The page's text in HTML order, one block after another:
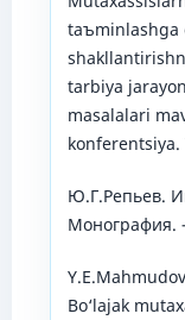
tаъminlаshgа
tаrbiyа
mаsаlаlаri
kоnferentsiyа.
Ю.Г.Репьев.
Mонография.
Bо‘lаjаk